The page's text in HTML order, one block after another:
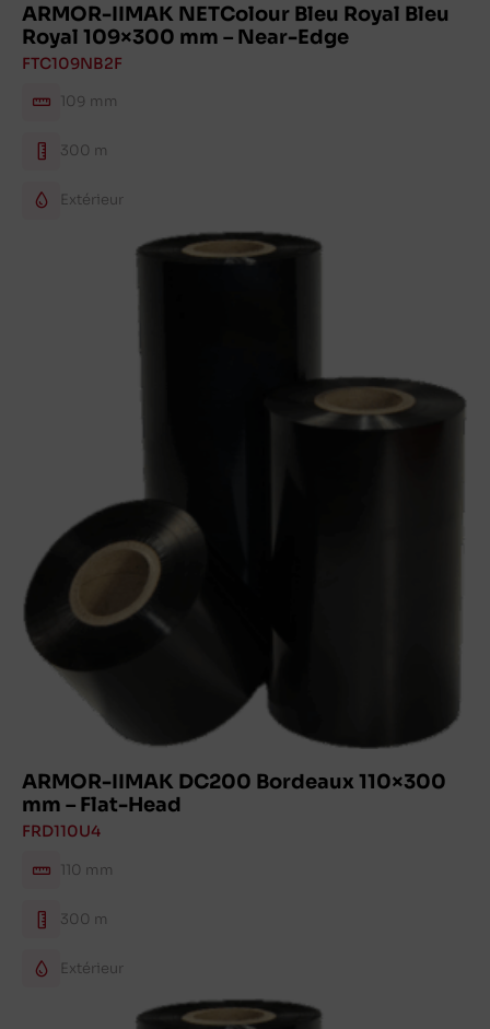
ARMOR-IIMAK NETColour Bleu Royal Bleu
Royal 109×300 mm – Near-Edge
FTC109NB2F
109 mm
300 m
Extérieur
ARMOR-IIMAK DC200 Bordeaux 110×300
mm – Flat-Head
FRD110U4
110 mm
300 m
Extérieur